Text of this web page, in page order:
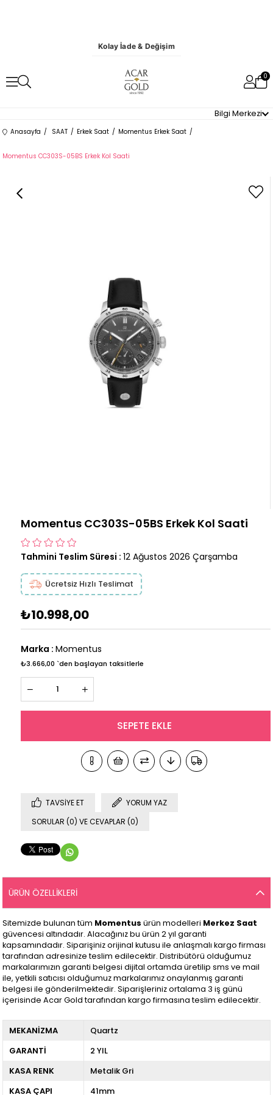
Kolay İade & Değişim
0
Bilgi Merkezi
Anasayfa SAAT Erkek Saat Momentus Erkek Saat
Momentus CC303S-05BS Erkek Kol Saati
Momentus CC303S-05BS Erkek Kol Saati
Tahmini Teslim Süresi : 12 Ağustos 2026 Çarşamba
Ücretsiz Hızlı Teslimat
₺10.998,00
Marka : Momentus
₺3.666,00 `den başlayan taksitlerle
TAVSIYE ET
YORUM YAZ
SORULAR (0) VE CEVAPLAR (0)
ÜRÜN ÖZELLIKLERI
Sitemizde bulunan tüm Momentus ürün modelleri Merkez Saat
güvencesi altındadır. Alacağınız bu ürün 2 yıl garanti
kapsamındadır. Siparişiniz orijinal kutusu ile anlaşmalı kargo firması
tarafından adresinize teslim edilecektir. Distribütörü olduğumuz
markalarımızın garanti belgesi dijital ortamda üretilip sms ve mail
ile, yetkili satıcısı olduğumuz markalarımız onaylanmış garanti
belgesi ile gönderilmektedir. Siparişleriniz ortalama 3 iş günü
içerisinde Acar Gold tarafından kargo firmasına teslim edilecektir.
MEKANİZMA
Quartz
GARANTİ
2 YIL
KASA RENK
Metalik Gri
KASA ÇAPI
41mm